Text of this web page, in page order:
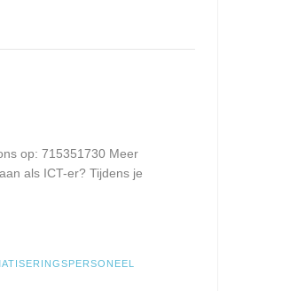
op: 715351730 Meer
als ICT-er? Tijdens je